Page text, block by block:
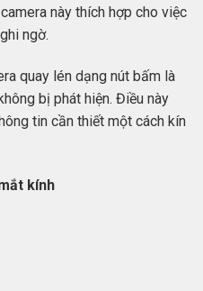
này thích hợp cho việc
ngờ.
quay lén dạng nút bấm là
bị phát hiện. Điều này
tin cần thiết một cách kín
kính